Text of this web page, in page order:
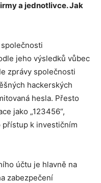
a jednotlivce. Jak
jeho výsledků vůbec
zprávy společnosti
hackerských
hesla. Přesto
jako „123456“,
přístup k investičním
účtu je hlavně na
zabezpečení